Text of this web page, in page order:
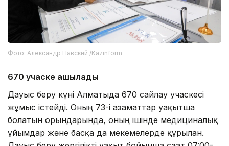
Фото: Александр Павский /Kazinform
670 учаске ашылады
Дауыс беру күні Алматыда 670 сайлау учаскесі
жұмыс істейді. Оның 73-і азаматтар уақытша
болатын орындарында, оның ішінде медициналық
ұйымдар және басқа да мекемелерде құрылған.